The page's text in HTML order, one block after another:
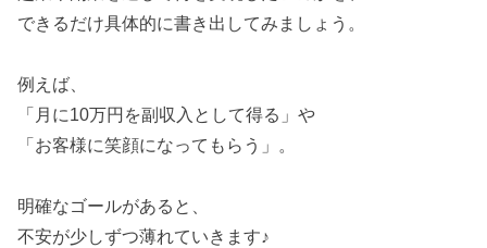
できるだけ具体的に書き出してみましょう。
例えば、
「月に10万円を副収入として得る」や
「お客様に笑顔になってもらう」。
明確なゴールがあると、
不安が少しずつ薄れていきます♪